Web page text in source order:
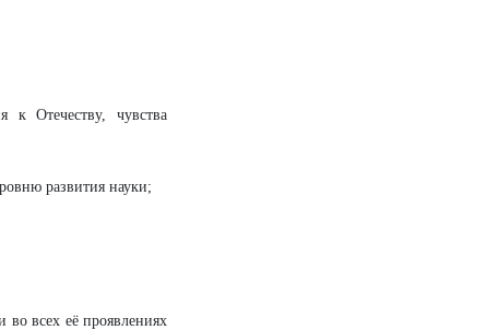
к Отечеству, чувства
развития науки;
во всех её проявлениях